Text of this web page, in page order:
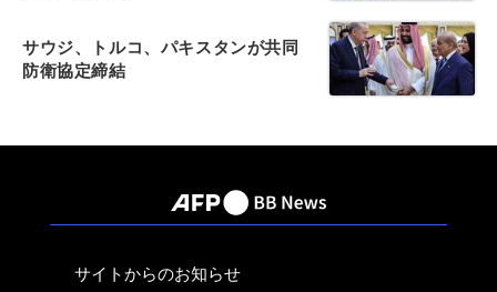
サウジ、トルコ、パキスタンが共同
防衛協定締結
サイトからのお知らせ